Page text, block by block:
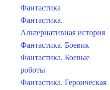
Фантастика
Фантастика.
Альтернативная история
Фантастика. Боевик
Фантастика. Боевые
роботы
Фантастика. Героическая